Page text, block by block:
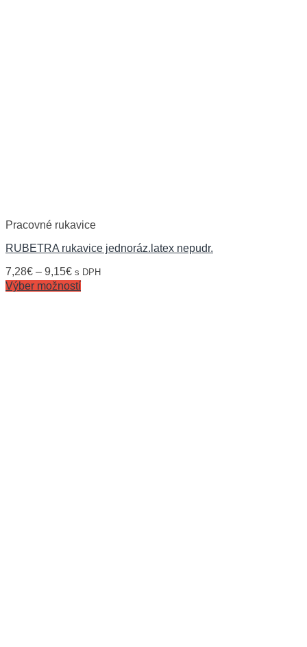
Pracovné rukavice
RUBETRA rukavice jednoráz.latex nepudr.
7,28€ – 9,15€ s DPH
Výber možností